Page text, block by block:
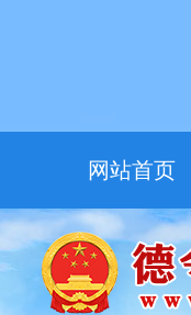
网站首页
走进德令哈